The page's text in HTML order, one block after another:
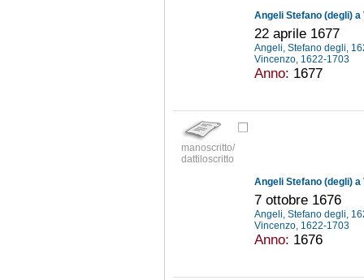
Angeli Stefano (degli)
22 aprile 1677
Angeli, Stefano degli,
Vincenzo, 1622-1703
Anno: 1677
manoscritto/
dattiloscritto
Angeli Stefano (degli)
7 ottobre 1676
Angeli, Stefano degli,
Vincenzo, 1622-1703
Anno: 1676